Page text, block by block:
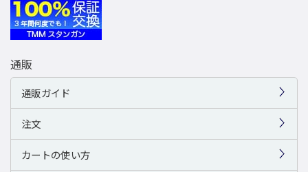
通販
通販ガイド
注文
カートの使い方